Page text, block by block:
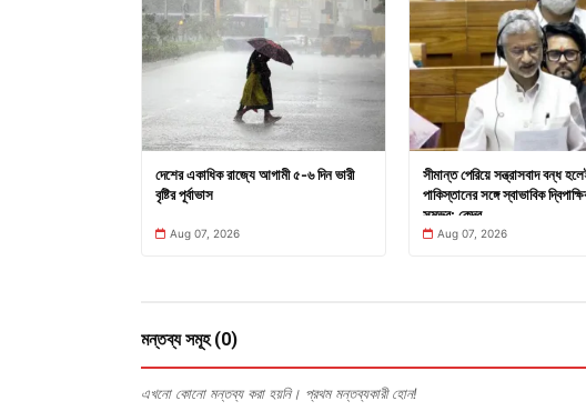
দেশের একাধিক রাজ্যে আগামী ৫-৬ দিন ভারী
বৃষ্টির পূর্বাভাস
Aug 07, 2026
সীমান্ত পেরিয়ে সন্ত্রাসবাদ বন্ধ
পাকিস্তানের সঙ্গে স্বাভাবিক
সম্ভব: কেন্দ্র
Aug 07, 2026
মন্তব্য সমূহ (0)
এখনো কোনো মন্তব্য করা হয়নি। প্রথম মন্তব্যকারী হোন!